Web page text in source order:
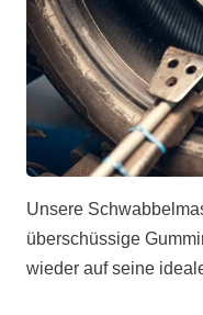
Unsere
überschüssige
wieder auf seine